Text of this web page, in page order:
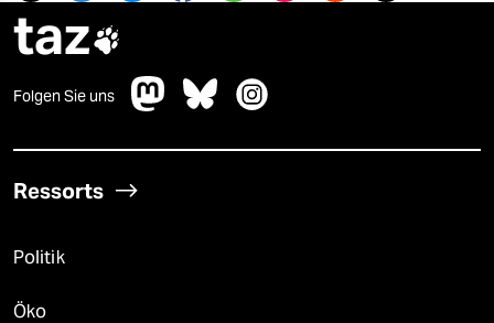
taz
Folgen Sie uns
Ressorts
Politik
Öko